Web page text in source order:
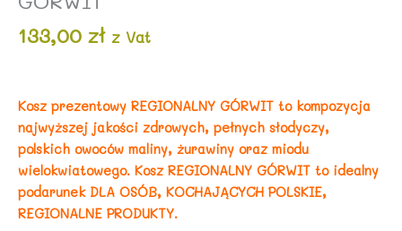
133,00 zł z Vat
Kosz prezentowy REGIONALNY GÓRWIT to kompozycja
najwyższej jakości zdrowych, pełnych słodyczy,
polskich owoców maliny, żurawiny oraz miodu
wielokwiatowego. Kosz REGIONALNY GÓRWIT to idealny
podarunek DLA OSÓB, KOCHAJĄCYCH POLSKIE,
REGIONALNE PRODUKTY.